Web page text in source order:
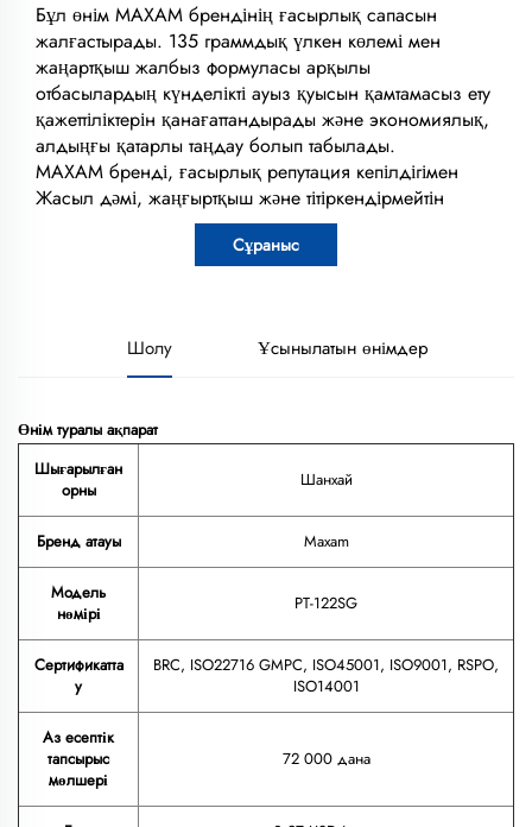
Бұл өнім MAXAM брендінің ғасырлық сапасын
жалғастырады. 135 граммдық үлкен көлемі мен
жаңартқыш жалбыз формуласы арқылы
отбасылардың күнделікті ауыз қуысын қамтамасыз ету
қажеттіліктерін қанағаттандырады және экономиялық,
алдыңғы қатарлы таңдау болып табылады.
MAXAM бренді, ғасырлық репутация кепілдігімен
Жасыл дәмі, жаңғыртқыш және тітіркендірмейтін
Сұраныс
Шолу Ұсынылатын өнімдер
Өнім туралы ақпарат
Шығарылған
орны
Шанхай
Бренд атауы Maxam
Модель
нөмірі
PT-122SG
Сертификатта
у
BRC, ISO22716 GMPC, ISO45001, ISO9001, RSPO,
ISO14001
Аз есептік
тапсырыс
мөлшері
72 000 дана